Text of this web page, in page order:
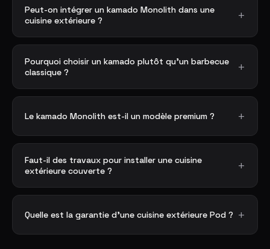
Peut-on intégrer un kamado Monolith dans une
cuisine extérieure ?
Pourquoi choisir un kamado plutôt qu'un barbecue
classique ?
Le kamado Monolith est-il un modèle premium ?
Faut-il des travaux pour installer une cuisine
extérieure couverte ?
Quelle est la garantie d'une cuisine extérieure Pod ?